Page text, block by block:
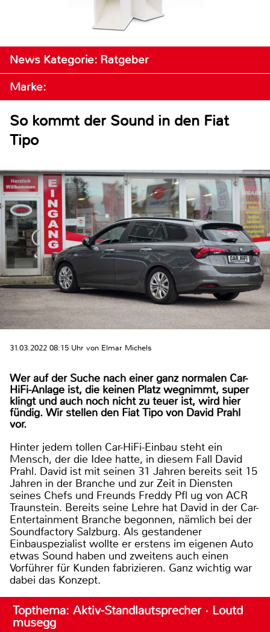
News Kategorie: Ratgeber
Marke:
So kommt der Sound in den Fiat
Tipo
31.03.2022 08:15 Uhr von Elmar Michels
Wer auf der Suche nach einer ganz normalen Car-
HiFi-Anlage ist, die keinen Platz wegnimmt, super
klingt und auch noch nicht zu teuer ist, wird hier
fündig. Wir stellen den Fiat Tipo von David Prahl
vor.
Hinter jedem tollen Car-HiFi-Einbau steht ein
Mensch, der die Idee hatte, in diesem Fall David
Prahl. David ist mit seinen 31 Jahren bereits seit 15
Jahren in der Branche und zur Zeit in Diensten
seines Chefs und Freunds Freddy Pfl ug von ACR
Traunstein. Bereits seine Lehre hat David in der Car-
Entertainment Branche begonnen, nämlich bei der
Soundfactory Salzburg. Als gestandener
Einbauspezialist wollte er erstens im eigenen Auto
etwas Sound haben und zweitens auch einen
Vorführer für Kunden fabrizieren. Ganz wichtig war
dabei das Konzept.
Topthema: Aktiv-Standlautsprecher · Loutd
musegg